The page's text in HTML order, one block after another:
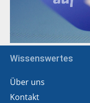
Wissenswertes
Über uns
Kontakt